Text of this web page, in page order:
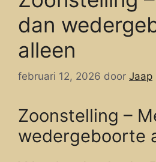
dan
alleen
februari 12, 2026 door Jaap
Zoonstelling –
wedergeboorte